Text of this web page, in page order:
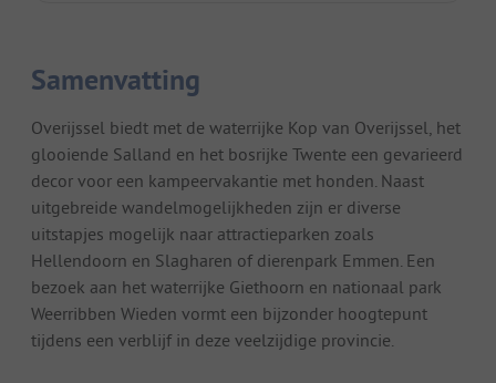
Samenvatting
Overijssel biedt met de waterrijke Kop van Overijssel, het
glooiende Salland en het bosrijke Twente een gevarieerd
decor voor een kampeervakantie met honden. Naast
uitgebreide wandelmogelijkheden zijn er diverse
uitstapjes mogelijk naar attractieparken zoals
Hellendoorn en Slagharen of dierenpark Emmen. Een
bezoek aan het waterrijke Giethoorn en nationaal park
Weerribben Wieden vormt een bijzonder hoogtepunt
tijdens een verblijf in deze veelzijdige provincie.